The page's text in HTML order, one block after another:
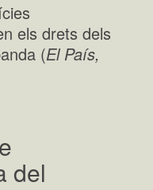
els drets dels
(El País,
del